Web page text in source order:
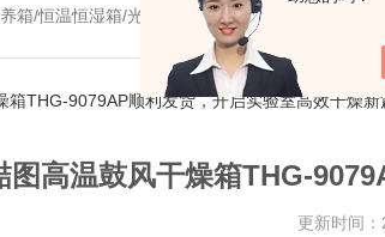
/二氧化碳培养箱等/恒温干燥箱/真空干燥箱/高温烘箱等/箱式电阻炉/陶瓷纤维
箱THG-9079AP顺利发货，开启实验室高效干燥新
图高温鼓风干燥箱THG-
更新时间